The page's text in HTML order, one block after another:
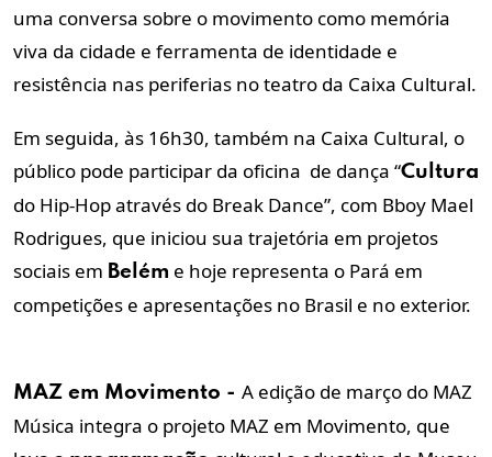
uma conversa sobre o movimento como memória
viva da cidade e ferramenta de identidade e
resistência nas periferias no teatro da Caixa Cultural.
Em seguida, às 16h30, também na Caixa Cultural, o
público pode participar da oficina de dança “Cultura
do Hip-Hop através do Break Dance”, com Bboy Mael
Rodrigues, que iniciou sua trajetória em projetos
sociais em Belém e hoje representa o Pará em
competições e apresentações no Brasil e no exterior.
MAZ em Movimento - A edição de março do MAZ
Música integra o projeto MAZ em Movimento, que